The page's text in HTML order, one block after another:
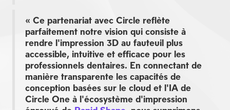
« Ce partenariat avec Circle reflète
parfaitement notre vision qui consiste à
rendre l'impression 3D au fauteuil plus
accessible, intuitive et efficace pour les
professionnels dentaires. En connectant de
manière transparente les capacités de
conception basées sur le cloud et l'IA de
Circle One à l'écosystème d'impression